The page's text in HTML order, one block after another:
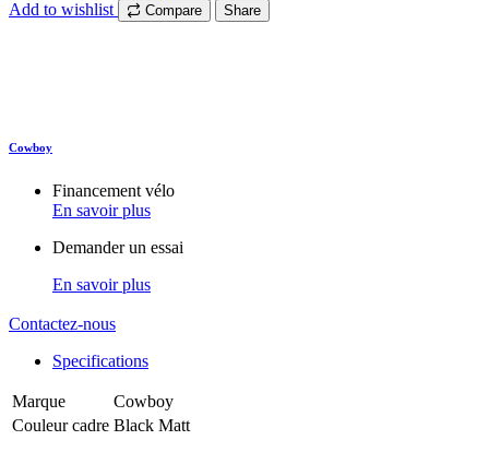
Add to wishlist
Compare Share
Cowboy
Financement vélo
En savoir plus
Demander un essai
En savoir plus
Contactez-nous
Specifications
Marque
Cowboy
Couleur cadre Black Matt